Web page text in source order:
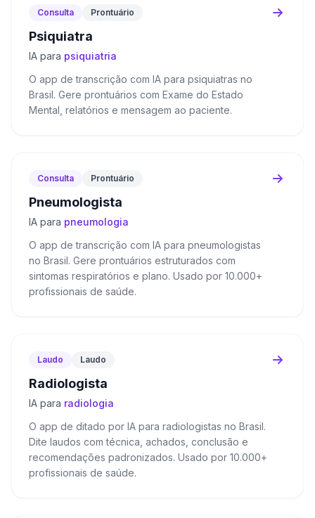
Consulta Prontuário
Psiquiatra
IA para psiquiatria
O app de transcrição com IA para psiquiatras no
Brasil. Gere prontuários com Exame do Estado
Mental, relatórios e mensagem ao paciente.
Consulta Prontuário
Pneumologista
IA para pneumologia
O app de transcrição com IA para pneumologistas
no Brasil. Gere prontuários estruturados com
sintomas respiratórios e plano. Usado por 10.000+
profissionais de saúde.
Laudo Laudo
Radiologista
IA para radiologia
O app de ditado por IA para radiologistas no Brasil.
Dite laudos com técnica, achados, conclusão e
recomendações padronizados. Usado por 10.000+
profissionais de saúde.